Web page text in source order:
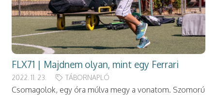
FLX71 | Majdnem olyan, mint egy Ferrari
2022. 11. 23. TÁBORNAPLÓ
Csomagolok, egy óra múlva megy a vonatom. Szomorú